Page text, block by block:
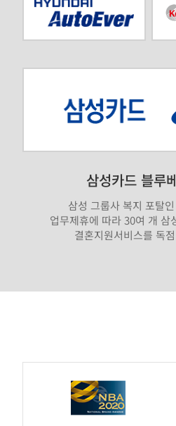
삼성카드 블루
삼성 그룹사 복지 포탈
업무제휴에 따라 30여 개 삼
결혼지원서비스를 독